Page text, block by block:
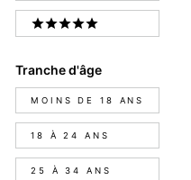
5 STARS
Tranche d'âge
Tranche
d'âge
MOINS DE 18 ANS
18 À 24 ANS
25 À 34 ANS